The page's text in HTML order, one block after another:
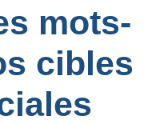
mots-
cibles